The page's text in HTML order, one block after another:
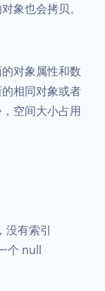
象也会拷贝。
对象属性和数
相同对象或者
空间大小占用
没有索引
个 null